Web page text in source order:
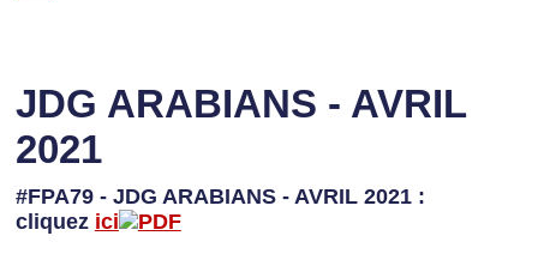
JDG ARABIANS - AVRIL
2021
#FPA79 - JDG ARABIANS - AVRIL 2021 :
cliquez ici